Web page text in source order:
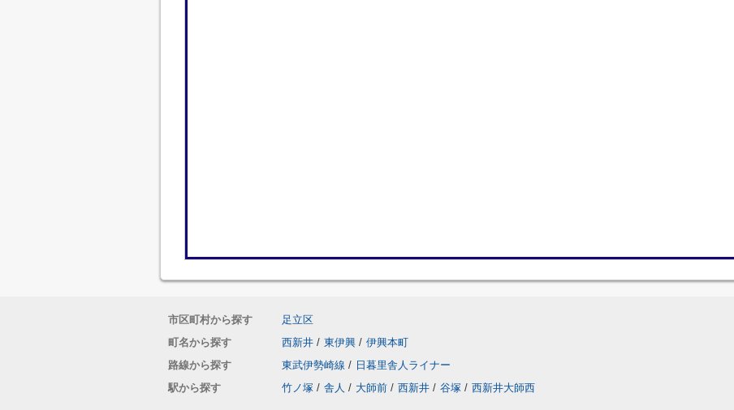
市区町村から探す
足立区
町名から探す
西新井 / 東伊興 / 伊興本町
路線から探す
東武伊勢崎線 / 日暮里舎人ライナー
駅から探す
竹ノ塚 / 舎人 / 大師前 / 西新井 / 谷塚 / 西新井大師西